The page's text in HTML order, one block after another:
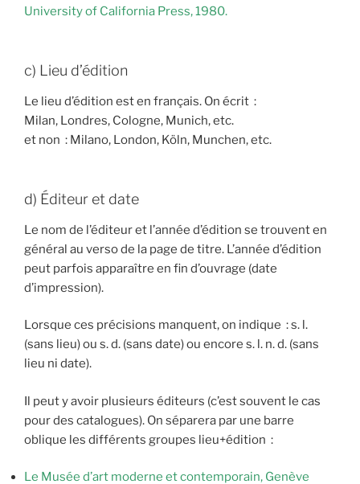
University of California Press, 1980.
c) Lieu d’édition
Le lieu d’édition est en français. On écrit :
Milan, Londres, Cologne, Munich, etc.
et non : Milano, London, Köln, Munchen, etc.
d) Éditeur et date
Le nom de l’éditeur et l’année d’édition se trouvent en
général au verso de la page de titre. L’année d’édition
peut parfois apparaître en fin d’ouvrage (date
d’impression).
Lorsque ces précisions manquent, on indique : s. l.
(sans lieu) ou s. d. (sans date) ou encore s. l. n. d. (sans
lieu ni date).
Il peut y avoir plusieurs éditeurs (c’est souvent le cas
pour des catalogues). On séparera par une barre
oblique les différents groupes lieu+édition :
Le Musée d’art moderne et contemporain, Genève